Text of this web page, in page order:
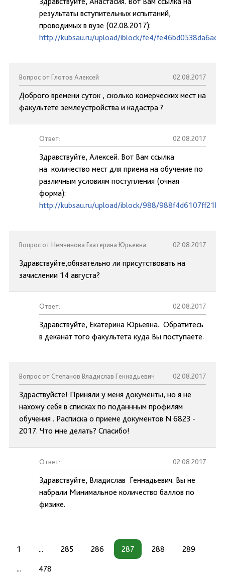
результаты вступительных испытаний,
проводимых в вузе (02.08.2017):
http://kubsau.ru/upload/iblock/fe4/
Вопрос от Глотов Алексей 02.08.2017
Доброго времени суток , сколько комерческих мест на
факультете землеустройства и кадастра ?
Ответ: 02.08.2017
Здравствуйте, Алексей. Вот Вам ссылка
на количество мест для приема на обучение по
различным условиям поступления (очная
форма):
http://kubsau.ru/upload/iblock/988/
Вопрос от Немчинова Екатерина Юрьевна 02.08.2017
Здравствуйте,обязательно ли присутствовать на
зачислении 14 августа?
Ответ: 02.08.2017
Здравствуйте, Екатерина Юрьевна. Обратитесь
в деканат того факультета куда Вы поступаете.
Вопрос от Степанов Владислав Геннадьевич 02.08.2017
Здраствуйсте! Приняли у меня документы, но я не
нахожу себя в списках по поданнным профилям
обучения . Расписка о приеме документов N 6823 -
2017. Что мне делать? Спасибо!
Ответ: 02.08.2017
Здравствуйте, Владислав Геннадьевич. Вы не
набрали Минимальное количество баллов по
физике.
1 ... 285 286 287 288 289
... 478